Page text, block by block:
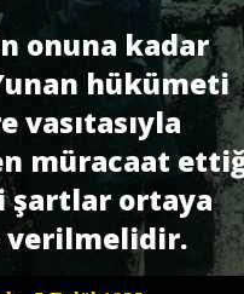
onuna kadar
hükümeti
müracaat
şartlar or­taya
verilmelidir.